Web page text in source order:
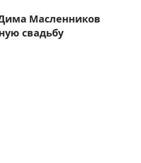
Масленников
свадьбу